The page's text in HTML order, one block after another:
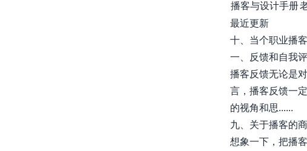
播客与设计手册
最近更新
十、当个职业播
一、反馈和自我
播客反馈无论是
言，播客反馈一
的视角和思......
九、关于播客的
想象一下，把播